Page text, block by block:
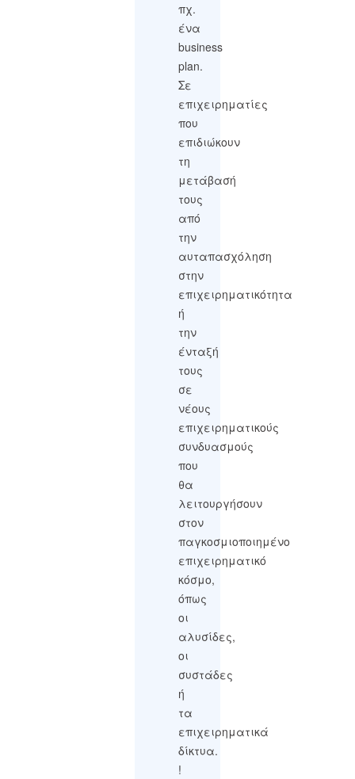
πχ.
ένα
business
plan.
Σε
επιχειρηματίες
που
επιδιώκουν
τη
μετάβασή
τους
από
την
αυταπασχόληση
στην
επιχειρηματικότητα
ή
την
ένταξή
τους
σε
νέους
επιχειρηματικούς
συνδυασμούς
που
θα
λειτουργήσουν
στον
παγκοσμιοποιημένο
επιχειρηματικό
κόσμο,
όπως
οι
αλυσίδες,
οι
συστάδες
ή
τα
επιχειρηματικά
δίκτυα.
!